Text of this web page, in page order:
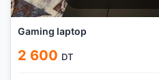
Gaming laptop
2 600 DT